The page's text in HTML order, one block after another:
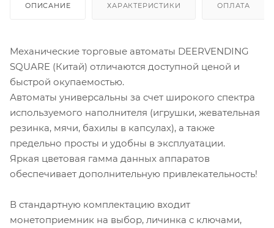
ОПИСАНИЕ ХАРАКТЕРИСТИКИ ОПЛАТА
Механические торговые автоматы DEERVENDING
SQUARE (Китай) отличаются доступной ценой и
быстрой окупаемостью.
Автоматы универсальны за счет широкого спектра
используемого наполнителя (игрушки, жевательная
резинка, мячи, бахилы в капсулах), а также
предельно просты и удобны в эксплуатации.
Яркая цветовая гамма данных аппаратов
обеспечивает дополнительную привлекательность!
В стандартную комплектацию входит
монетоприемник на выбор, личинка с ключами,